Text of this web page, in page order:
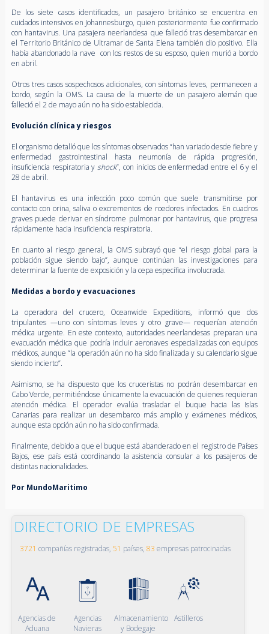
De los siete casos identificados, un pasajero británico se encuentra en
cuidados intensivos en Johannesburgo, quien posteriormente fue confirmado
con hantavirus. Una pasajera neerlandesa que falleció tras desembarcar en
el Territorio Británico de Ultramar de Santa Elena también dio positivo. Ella
había abandonado la nave con los restos de su esposo, quien murió a bordo
en abril.
Otros tres casos sospechosos adicionales, con síntomas leves, permanecen a
bordo, según la OMS. La causa de la muerte de un pasajero alemán que
falleció el 2 de mayo aún no ha sido establecida.
Evolución clínica y riesgos
El organismo detalló que los síntomas observados “han variado desde fiebre y
enfermedad gastrointestinal hasta neumonía de rápida progresión,
insuficiencia respiratoria yshock”, con inicios de enfermedad entre el 6 y el
28 de abril.
El hantavirus es una infección poco común que suele transmitirse por
contacto con orina, saliva o excrementos de roedores infectados. En cuadros
graves puede derivar en síndrome pulmonar por hantavirus, que progresa
rápidamente hacia insuficiencia respiratoria.
En cuanto al riesgo general, la OMS subrayó que “el riesgo global para la
población sigue siendo bajo”, aunque continúan las investigaciones para
determinar la fuente de exposición y la cepa específica involucrada.
Medidas a bordo y evacuaciones
La operadora del crucero, Oceanwide Expeditions, informó que dos
tripulantes —uno con síntomas leves y otro grave— requerían atención
médica urgente. En este contexto, autoridades neerlandesas preparan una
evacuación médica que podría incluir aeronaves especializadas con equipos
médicos, aunque “la operación aún no ha sido finalizada y su calendario sigue
siendo incierto”.
Asimismo, se ha dispuesto que los cruceristas no podrán desembarcar en
Cabo Verde, permitiéndose únicamente la evacuación de quienes requieran
atención médica. El operador evalúa trasladar el buque hacia las Islas
Canarias para realizar un desembarco más amplio y exámenes médicos,
aunque esta opción aún no ha sido confirmada.
Finalmente, debido a que el buque está abanderado en el registro de Países
Bajos, ese país está coordinando la asistencia consular a los pasajeros de
distintas nacionalidades.
Por MundoMaritimo
DIRECTORIO DE EMPRESAS
3721 compañías registradas, 51 países, 83 empresas patrocinadas
Agencias de
Aduana
Agencias
Navieras
Almacenamiento
y Bodegaje
Astilleros